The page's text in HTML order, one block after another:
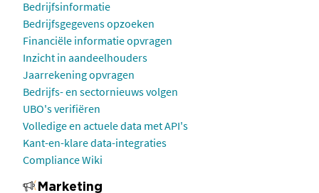
Bedrijfsinformatie
Bedrijfsgegevens opzoeken
Financiële informatie opvragen
Inzicht in aandeelhouders
Jaarrekening opvragen
Bedrijfs- en sectornieuws volgen
UBO's verifiëren
Volledige en actuele data met API's
Kant-en-klare data-integraties
Compliance Wiki
Marketing